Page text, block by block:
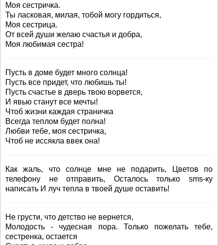
Моя сестричка.
Ты ласковая, милая, тобой могу гордиться,
Моя сестрица.
От всей души желаю счастья и добра,
Моя любимая сестра!
Пусть в доме будет много солнца!
Пусть все придет, что любишь ты!
Пусть счастье в дверь твою ворвется,
И явью станут все мечты!
Чтоб жизни каждая страничка
Всегда теплом будет полна!
Любви тебе, моя сестричка,
Чтоб не иссякла ввек она!
Как жаль, что солнце мне не подарить, Цветов по
телефону не отправить, Осталось только sms-ку
написать И луч тепла в твоей душе оставить!
Не грусти, что детство не вернется,
Молодость - чудесная пора. Только пожелать тебе,
сестренка, остается